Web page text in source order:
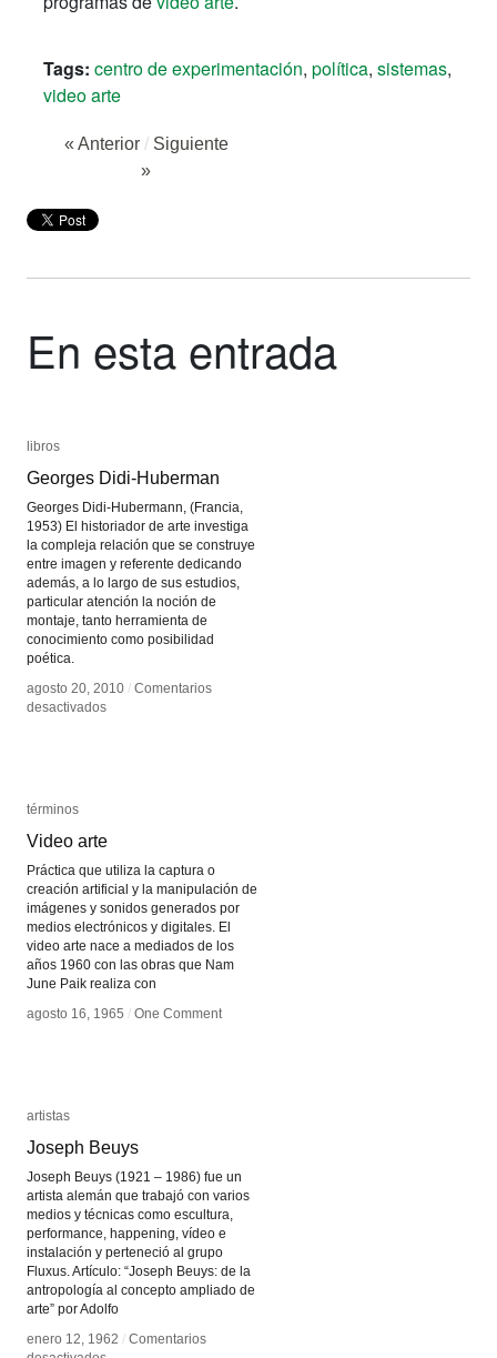
Tags: centro de experimentación, política, sistemas,
video arte
« Anterior / Siguiente
»
En esta entrada
libros
Georges Didi-Huberman
Georges Didi-Hubermann, (Francia,
1953) El historiador de arte investiga
la compleja relación que se construye
entre imagen y referente dedicando
además, a lo largo de sus estudios,
particular atención la noción de
montaje, tanto herramienta de
conocimiento como posibilidad
poética.
agosto 20, 2010 / Comentarios
desactivadosen
libros
Georges Didi-Huberman
agosto 20, 2010 / Comentarios
desactivadosen
términos
Video arte
Práctica que utiliza la captura o
creación artificial y la manipulación de
imágenes y sonidos generados por
medios electrónicos y digitales. El
video arte nace a mediados de los
años 1960 con las obras que Nam
June Paik realiza con
agosto 16, 1965 / One Comment
términos
Video arte
agosto 16, 1965 / One Comment
artistas
Joseph Beuys
Joseph Beuys (1921 – 1986) fue un
artista alemán que trabajó con varios
medios y técnicas como escultura,
performance, happening, vídeo e
instalación y perteneció al grupo
Fluxus. Artículo: “Joseph Beuys: de la
antropología al concepto ampliado de
arte” por Adolfo
enero 12, 1962 / Comentarios
artistas
Joseph Beuys
enero 12, 1962 / Comentarios